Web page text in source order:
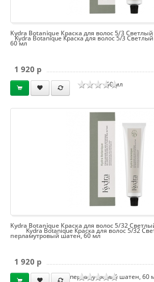
Kydra Botanique Краска для волос 5/3
60 мл
Kydra Botanique Краска для волос 5/3
60 мл
1 920 p
Kydra Botanique Краска для волос 5/32
перламутровый шатен, 60
Kydra Botanique Краска для волос 5/32
перламутровый шатен, 60 мл
1 920 p